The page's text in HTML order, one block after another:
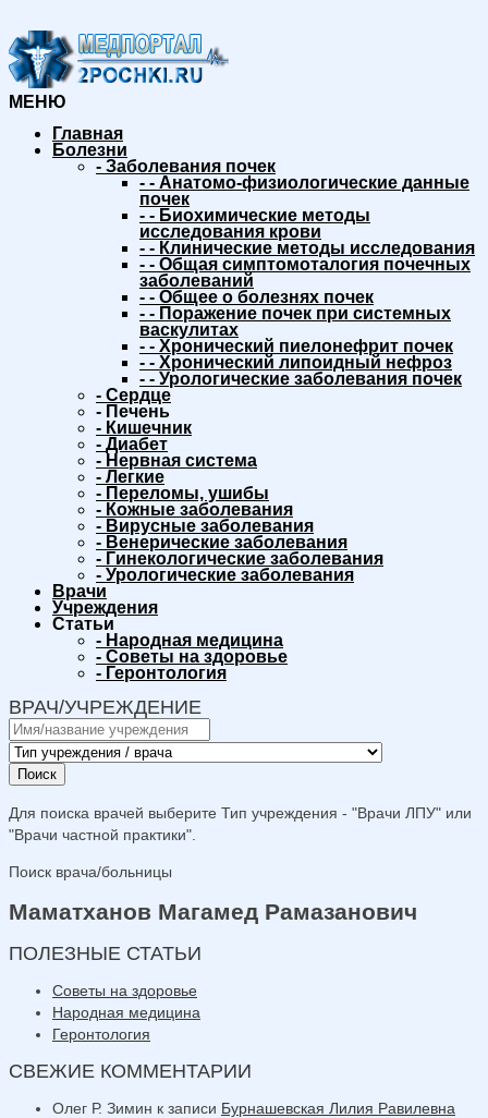
МЕНЮ
Главная
Болезни
- Заболевания почек
- - Анатомо-физиологические данные
почек
- - Биохимические методы
исследования крови
- - Клинические методы исследования
- - Общая симптомоталогия почечных
заболеваний
- - Общее о болезнях почек
- - Поражение почек при системных
васкулитах
- - Хронический пиелонефрит почек
- - Хронический липоидный нефроз
- - Урологические заболевания почек
- Сердце
- Печень
- Кишечник
- Диабет
- Нервная система
- Легкие
- Переломы, ушибы
- Кожные заболевания
- Вирусные заболевания
- Венерические заболевания
- Гинекологические заболевания
- Урологические заболевания
Врачи
Учреждения
Статьи
- Народная медицина
- Советы на здоровье
- Геронтология
ВРАЧ/УЧРЕЖДЕНИЕ
Поиск
Для поиска врачей выберите Тип учреждения - "Врачи ЛПУ" или
"Врачи частной практики".
Поиск врача/больницы
Маматханов Магамед Рамазанович
ПОЛЕЗНЫЕ СТАТЬИ
Советы на здоровье
Народная медицина
Геронтология
СВЕЖИЕ КОММЕНТАРИИ
Олег Р. Зимин к записи Бурнашевская Лилия Равилевна